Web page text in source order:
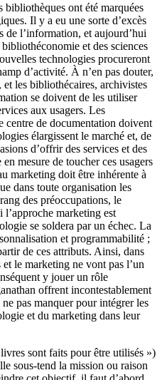
bibliothèques ont été marquées
Il y a eu une sorte d’excès
de l’information, et aujourd’hui
et des sciences
technologies procureront
d’activité. À n’en pas douter,
les bibliothécaires, archivistes
se doivent de les utiliser
aux usagers. Les
centre de documentation doivent
élargissent le marché et, de
d’offrir des services et des
mesure de toucher ces usagers
marketing doit être inhérente à
dans toute organisation les
des préoccupations, le
marketing est
se soldera par un échec. La
et programmabilité ;
de ces attributs. Ainsi, dans
le marketing ne vont pas l’un
y jouer un rôle
offrent incontestablement
pas manquer pour intégrer les
et du marketing dans leur
sont faits pour être utilisés »)
sous-tend la mission ou raison